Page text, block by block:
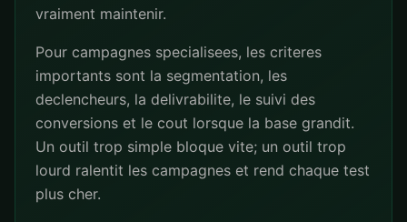
vraiment maintenir.
Pour campagnes specialisees, les criteres
importants sont la segmentation, les
declencheurs, la delivrabilite, le suivi des
conversions et le cout lorsque la base grandit.
Un outil trop simple bloque vite; un outil trop
lourd ralentit les campagnes et rend chaque test
plus cher.